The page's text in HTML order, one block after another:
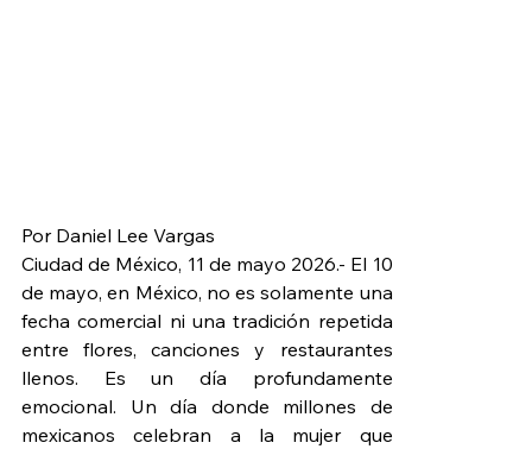
Por Daniel Lee Vargas
Ciudad de México, 11 de mayo 2026.- El 10
de mayo, en México, no es solamente una
fecha comercial ni una tradición repetida
entre flores, canciones y restaurantes
llenos. Es un día profundamente
emocional. Un día donde millones de
mexicanos celebran a la mujer que